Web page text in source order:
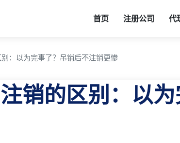
首页 注册公司 代
：以为完事了？吊销后不注销更惨
销的区别：以